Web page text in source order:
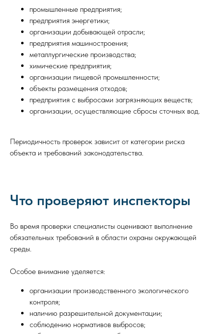
промышленные предприятия;
предприятия энергетики;
организации добывающей отрасли;
предприятия машиностроения;
металлургические производства;
химические предприятия;
организации пищевой промышленности;
объекты размещения отходов;
предприятия с выбросами загрязняющих веществ;
организации, осуществляющие сбросы сточных вод.
Периодичность проверок зависит от категории риска
объекта и требований законодательства.
Что проверяют инспекторы
Во время проверки специалисты оценивают выполнение
обязательных требований в области охраны окружающей
среды.
Особое внимание уделяется:
организации производственного экологического
контроля;
наличию разрешительной документации;
соблюдению нормативов выбросов;